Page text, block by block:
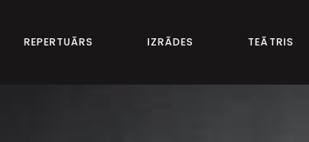
REPERTUĀRS IZRĀDES TEĀTRIS